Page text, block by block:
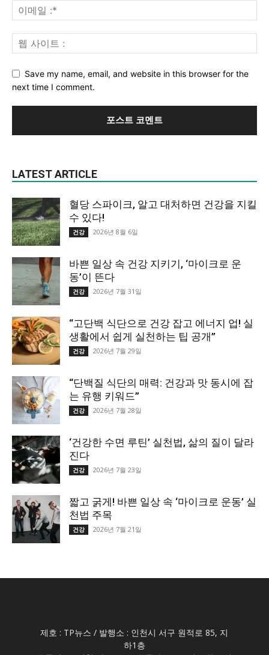
Save my name, email, and website in this browser for the
next time I comment.
LATEST ARTICLE
혈당 스파이크, 알고 대처하면 건강을 지킬
수 있다!
건강 2026년 8월 6일
바쁜 일상 속 건강 지키기, ‘마이크로 운
동’이 뜬다
건강 2026년 7월 31일
“고단백 식단으로 건강 잡고 에너지 업! 실
생활에서 쉽게 실천하는 팁 공개”
건강 2026년 7월 29일
“단백질 식단의 매력: 건강과 맛 동시에 잡
는 유행 키워드”
건강 2026년 7월 28일
‘건강한 수면 루틴’ 실천법, 삶의 질이 달라
진다
건강 2026년 7월 23일
짧고 굵게! 바쁜 일상 속 ‘마이크로 운동’ 실
천법 주목
건강 2026년 7월 21일
제호 : TP뉴스 / 발행소 : 인천시 서구 원적로 85, 지
하1층